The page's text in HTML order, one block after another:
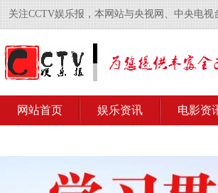
关注CCTV娱乐报，本网站与央视网、中央电视
网站首页 娱乐资讯 电影资